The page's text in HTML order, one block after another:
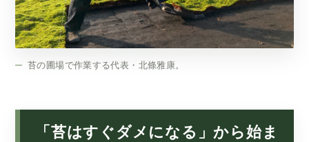
苔の圃場で作業する代表・北條雅康。
「苔はすぐダメになる」から始ま